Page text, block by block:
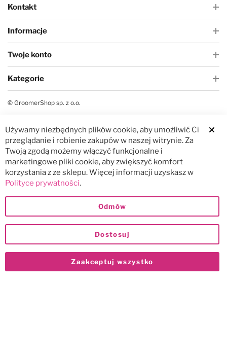
Kontakt
Informacje
Twoje konto
Kategorie
© GroomerShop sp. z o.o.
Używamy niezbędnych plików cookie, aby umożliwić Ci
przeglądanie i robienie zakupów w naszej witrynie. Za
Twoją zgodą możemy włączyć funkcjonalne i
marketingowe pliki cookie, aby zwiększyć komfort
korzystania z ze sklepu. Więcej informacji uzyskasz w
Polityce prywatności.
Zaakceptuj wszystko
Dostosuj
Odmów